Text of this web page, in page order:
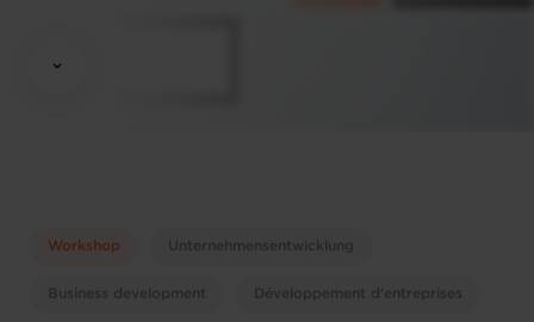
Workshop Unternehmensentwicklung
Business development Développement d'entreprises